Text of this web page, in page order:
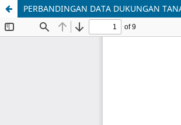
PERBANDINGAN DATA DUKUNGAN